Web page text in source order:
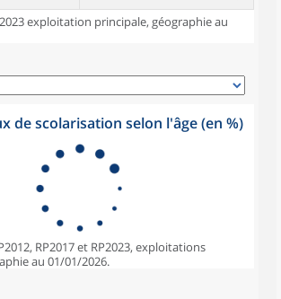
exploitation principale, géographie au
de scolarisation selon l'âge (en %)
RP2017 et RP2023, exploitations
au 01/01/2026.